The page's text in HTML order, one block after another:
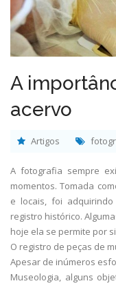
A
acervo
Artigos
A fotografia sempre
momentos. Tomada
e locais, foi
registro histórico.
hoje ela se permite por
O registro de peças de
Apesar de inúmeros
Museologia, alguns